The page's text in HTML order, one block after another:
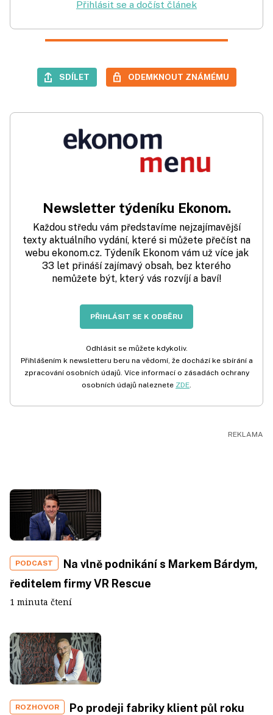
Přihlásit se a dočíst článek
SDÍLET ODEMKNOUT ZNÁMÉMU
Newsletter týdeníku Ekonom.
Každou středu vám představíme nejzajímavější
texty aktuálního vydání, které si můžete přečíst na
webu ekonom.cz. Týdeník Ekonom vám už více jak
33 let přináší zajímavý obsah, bez kterého
nemůžete být, který vás rozvíjí a baví!
PŘIHLÁSIT SE K ODBĚRU
Odhlásit se můžete kdykoliv.
Přihlášením k newsletteru beru na vědomí, že dochází ke sbírání a
zpracování osobních údajů. Více informací o zásadách ochrany
osobních údajů naleznete ZDE
PODCAST
Na vlně podnikání s Markem Bárdym,
ředitelem firmy VR Rescue
1 minuta čtení
ROZHOVOR
Po prodeji fabriky klient půl roku